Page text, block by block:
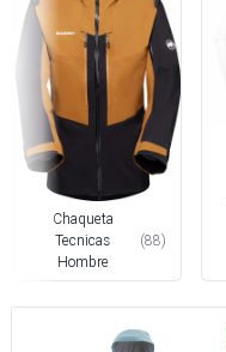
Chaqueta
Tecnicas
Hombre
(88)